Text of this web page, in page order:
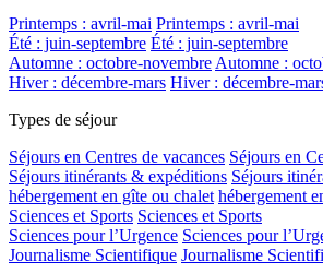
Printemps : avril-mai Printemps : avril-mai
Été : juin-septembre Été : juin-septembre
Automne : octobre-novembre Automne :
Hiver : décembre-mars Hiver : décembre-
Types de séjour
Séjours en Centres de vacances Séjours en
Séjours itinérants & expéditions Séjours
hébergement en gîte ou chalet hébergement
Sciences et Sports Sciences et Sports
Sciences pour l’Urgence Sciences pour
Journalisme Scientifique Journalisme